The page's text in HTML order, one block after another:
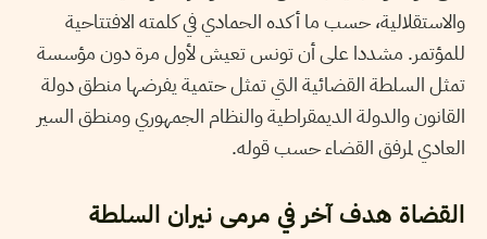
والاستقلالية، حسب ما أكده الحمادي في كلمته الافتتاحية
للمؤتمر. مشددا على أن تونس تعيش لأول مرة دون مؤسسة
تمثل السلطة القضائية التي تمثل حتمية يفرضها منطق دولة
القانون والدولة الديمقراطية والنظام الجمهوري ومنطق السير
العادي لمرفق القضاء حسب قوله.
القضاة هدف آخر في مرمى نيران السلطة